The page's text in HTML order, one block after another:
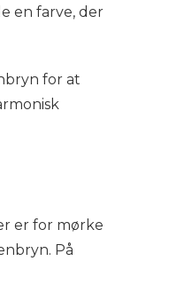
en farve, der
for at
er for mørke
På